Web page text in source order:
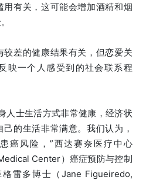
用有关，这可能会增加酒精和烟
较差的健康结果有关，但恋爱关
映一个人感受到的社会联系程
人士生活方式非常健康，经济状
的生活非常满意。我们认为，
癌风险，”西达赛奈医疗中心
Center）癌症预防与控制
雷多博士（Jane Figueiredo,